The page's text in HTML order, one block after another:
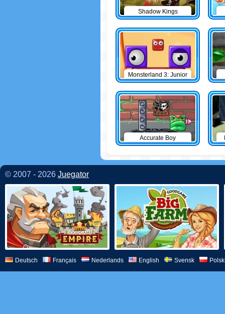
Shadow Kings
Monsterland 3: Junior
Returns
Accurate Boy
© 2007 - 2026 Juegator
Deutsch Français Nederlands English Svensk